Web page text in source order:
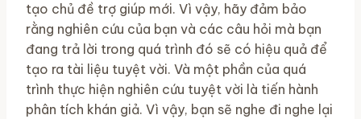
tạo chủ đề trợ giúp mới. Vì vậy, hãy đảm bảo
rằng nghiên cứu của bạn và các câu hỏi mà bạn
đang trả lời trong quá trình đó sẽ có hiệu quả để
tạo ra tài liệu tuyệt vời. Và một phần của quá
trình thực hiện nghiên cứu tuyệt vời là tiến hành
phân tích khán giả. Vì vậy, bạn sẽ nghe đi nghe lại